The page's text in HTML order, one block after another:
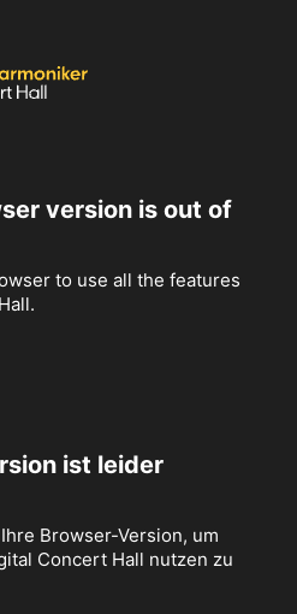
version is out of
to use all the features
ist leider
Browser-Version, um
Concert Hall nutzen zu